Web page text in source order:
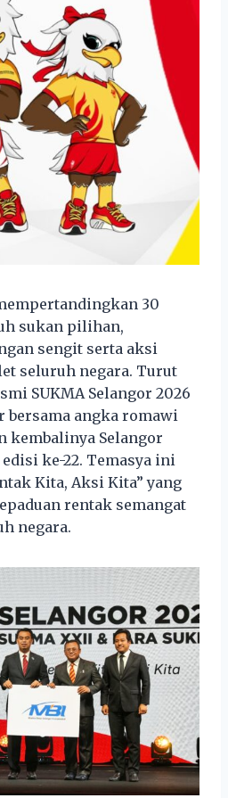
30
sukan pilihan,
sengit serta aksi
seluruh negara. Turut
SUKMA Selangor 2026
bersama angka romawi
kembalinya Selangor
ke-22. Temasya ini
Kita, Aksi Kita” yang
rentak semangat
negara.